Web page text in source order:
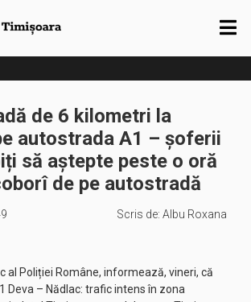
de 6 kilometri la
autostrada A1 – șoferii
să aștepte peste o oră
de pe autostradă
Scris de: Albu Roxana
al Poliției Române, informează, vineri, că
Deva – Nădlac: trafic intens în zona